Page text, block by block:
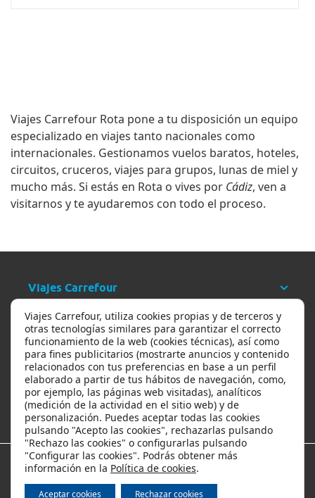
Viajes Carrefour Rota pone a tu disposición un equipo
especializado en viajes tanto nacionales como
internacionales. Gestionamos vuelos baratos, hoteles,
circuitos, cruceros, viajes para grupos, lunas de miel y
mucho más. Si estás en Rota o vives por Cádiz, ven a
visitarnos y te ayudaremos con todo el proceso.
Viajes Carrefour
Ayuda
Ofertas y descuentos
Los viajes más populares
Viajes Carrefour, utiliza cookies propias y de terceros y
otras tecnologías similares para garantizar el correcto
funcionamiento de la web (cookies técnicas), así como
para fines publicitarios (mostrarte anuncios y contenido
relacionados con tus preferencias en base a un perfil
elaborado a partir de tus hábitos de navegación, como,
por ejemplo, las páginas web visitadas), analíticos
(medición de la actividad en el sitio web) y de
personalización. Puedes aceptar todas las cookies
pulsando "Acepto las cookies", rechazarlas pulsando
"Rechazo las cookies" o configurarlas pulsando
"Configurar las cookies". Podrás obtener más
información en la Política de cookies.
Aceptar cookies Rechazar cookies